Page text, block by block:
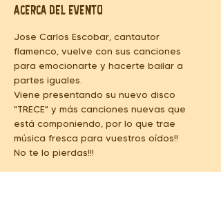
Acerca del evento
Jose Carlos Escobar, cantautor
flamenco, vuelve con sus canciones
para emocionarte y hacerte bailar a
partes iguales.
Viene presentando su nuevo disco
"TRECE" y más canciones nuevas que
está componiendo, por lo que trae
música fresca para vuestros oídos!!
No te lo pierdas!!!